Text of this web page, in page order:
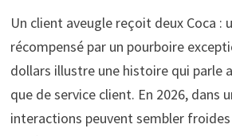
Un client aveugle reçoit deux Coca :
récompensé par un pourboire
dollars illustre une histoire qui parle
que de service client. En 2026, dans
interactions peuvent sembler